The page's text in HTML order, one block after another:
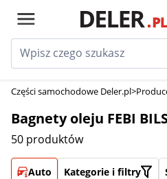
Części samochodowe Deler.pl>
Bagnety oleju FEBI
50 produktów
Auto Kategorie i filtry